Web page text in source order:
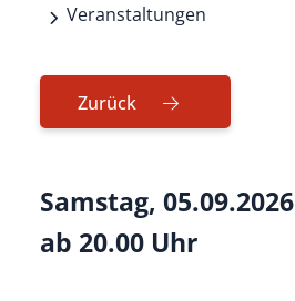
Veranstaltungen
Zurück
Samstag, 05.09.2026
ab 20.00 Uhr